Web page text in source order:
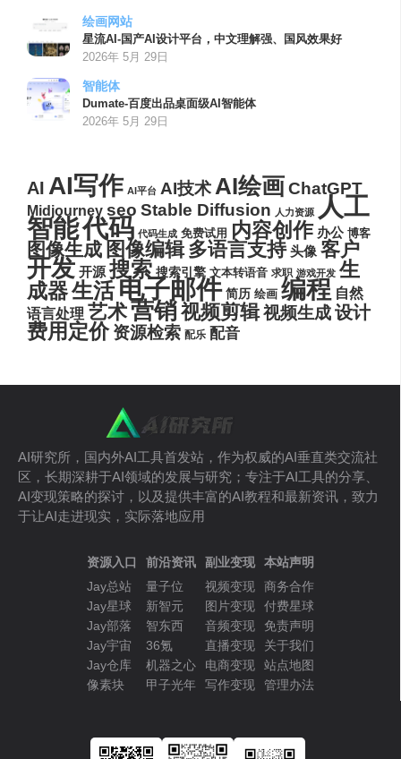
绘画网站
星流AI-国产AI设计平台，中文理解强、国风效果好
2026年 5月 29日
智能体
Dumate-百度出品桌面级AI智能体
2026年 5月 29日
AI AI写作 AI平台 AI技术AI绘画ChatGPT
Midjourney seo Stable Diffusion 人力资源 人工
智能代码 代码生成 免费试用 内容创作 办公 博客
图像生成 图像编辑 多语言支持 头像 客户
开发 开源 搜索 搜索引擎 文本转语音 求职 游戏开发 生
成器生活电子邮件 简历 绘画 编程 自然
语言处理 艺术营销视频剪辑视频生成设计
费用定价 资源检索 配乐 配音
AI研究所，国内外AI工具首发站，作为权威的AI垂直类交流社
区，长期深耕于AI领域的发展与研究；专注于AI工具的分享、
AI变现策略的探讨，以及提供丰富的AI教程和最新资讯，致力
于让AI走进现实，实际落地应用
资源入口
Jay总站
Jay星球
Jay部落
Jay宇宙
Jay仓库
像素块
前沿资讯
量子位
新智元
智东西
36氪
机器之心
甲子光年
副业变现
视频变现
图片变现
音频变现
直播变现
电商变现
写作变现
本站声明
商务合作
付费星球
免责声明
关于我们
站点地图
管理办法